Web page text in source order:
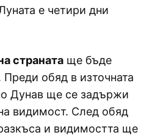
е четири дни
страната ще бъде
обяд в източната
Дунав ще се задържи
видимост. След обяд
и видимостта ще